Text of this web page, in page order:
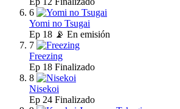
6
Yomi no Tsugai
Ep 18 📡 En emisión
7
Freezing
Ep 18 Finalizado
8
Nisekoi
Ep 24 Finalizado